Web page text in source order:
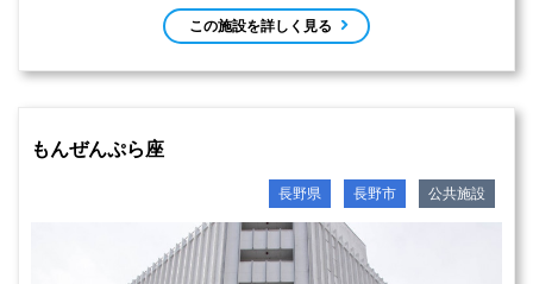
この施設を詳しく見る
もんぜんぷら座
長野県 長野市 公共施設